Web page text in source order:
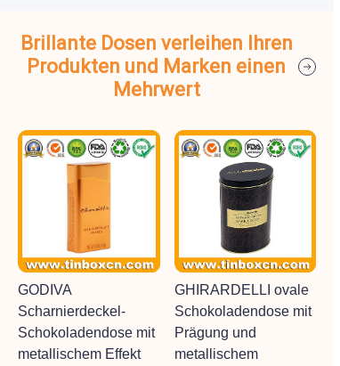
Brillante Dosen verleihen Ihren
Produkten und Marken einen
Mehrwert
GODIVA
Scharnierdeckel-
Schokoladendose mit
metallischem Effekt
GHIRARDELLI ovale
Schokoladendose mit
Prägung und
metallischem